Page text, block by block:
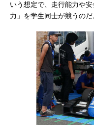
いう想定で、走行能力や
力」を学生同士が競うのだ